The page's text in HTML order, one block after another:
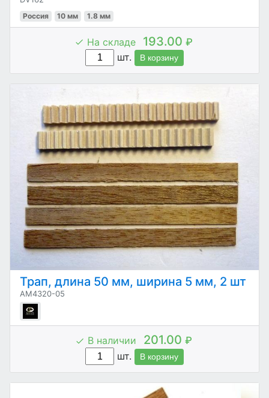
Россия 10 мм 1.8 мм
На складе 193.00 ₽
шт.
В корзину
Трап, длина 50 мм, ширина 5 мм, 2 шт
AM4320-05
В наличии 201.00 ₽
шт.
В корзину